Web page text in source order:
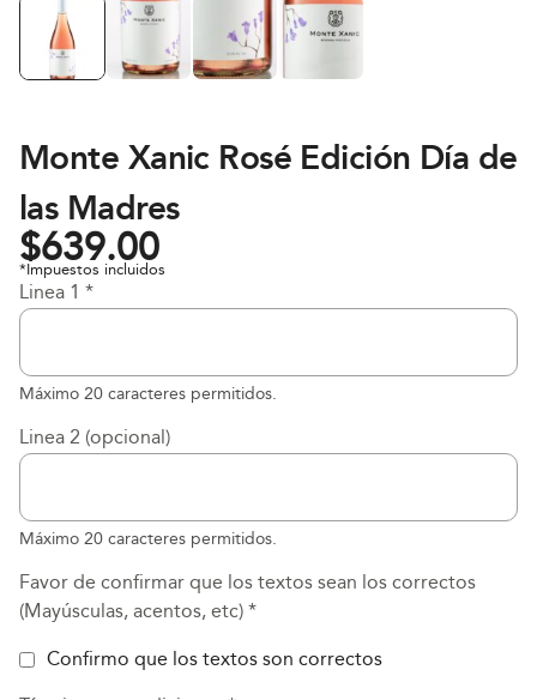
Monte Xanic Rosé Edición Día de
las Madres
$639.00
*Impuestos incluidos
Linea 1 *
Máximo 20 caracteres permitidos.
Linea 2 (opcional)
Máximo 20 caracteres permitidos.
Favor de confirmar que los textos sean los correctos
(Mayúsculas, acentos, etc)*
Confirmo que los textos son correctos